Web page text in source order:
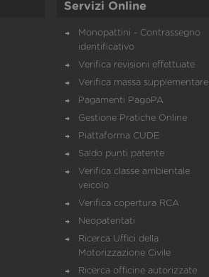
Servizi Online
Monopattini - Contrassegno
identificativo
Verifica revisioni effettuate
Verifica massa supplementare
Pagamenti PagoPA
Gestione Pratiche Online
Piattaforma CUDE
Saldo punti patente
Verifica classe ambientale
veicolo
Verifica copertura RCA
Neopatentati
Ricerca Uffici della
Motorizzazione Civile
Ricerca officine autorizzate